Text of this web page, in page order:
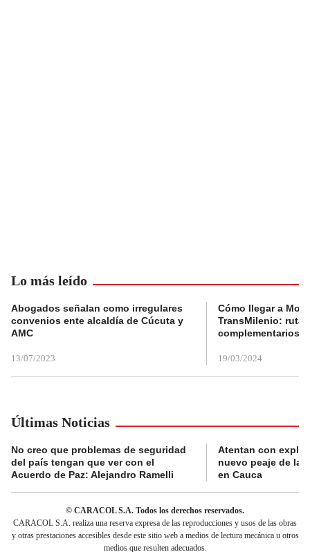
Lo más leído
Abogados señalan como irregulares
convenios ente alcaldía de Cúcuta y
AMC
13/07/2023
Cómo llegar a
TransMilenio:
complementarios
19/03/2024
Últimas Noticias
No creo que problemas de seguridad
del país tengan que ver con el
Acuerdo de Paz: Alejandro Ramelli
Atentan con
nuevo peaje de la
en Cauca
© CARACOL S.A. Todos los derechos reservados.
CARACOL S.A. realiza una reserva expresa de las reproducciones y usos de las obras
y otras prestaciones accesibles desde este sitio web a medios de lectura mecánica u otros
medios que resulten adecuados.